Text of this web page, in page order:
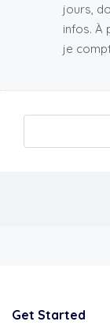
jours,
infos. À
je
Get Started